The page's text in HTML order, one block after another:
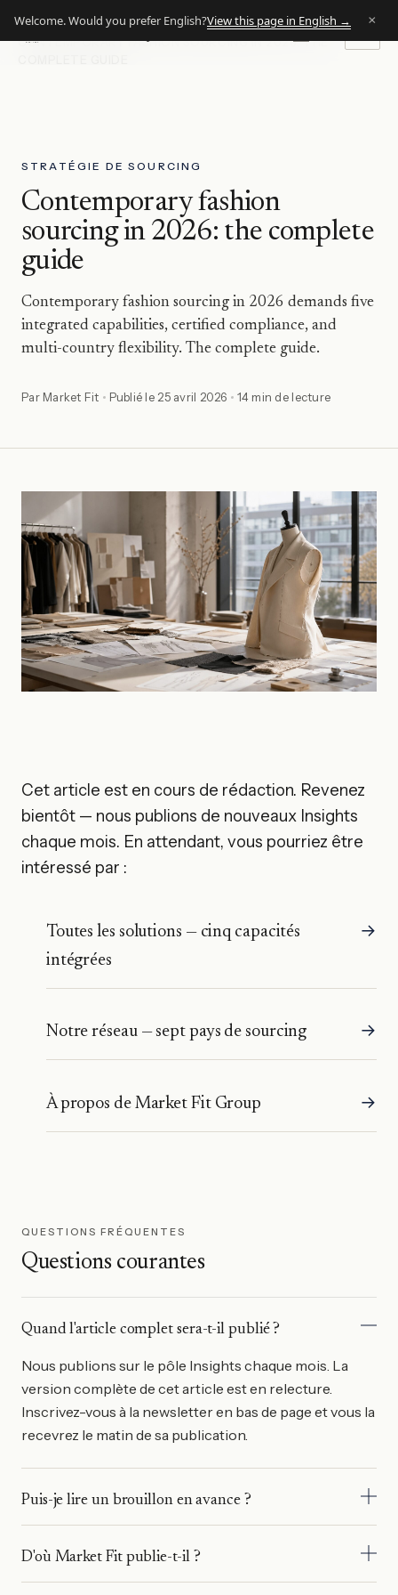
EST · 1974
EN | FR
ACCUEIL
INSIGHTS
CONTEMPORARY FASHION SOURCING IN 2026: THE
STRATÉGIE DE SOURCING
Contemporary fashion
sourcing in 2026: the complete
guide
Contemporary fashion sourcing in 2026 demands five
integrated capabilities, certified compliance, and
multi-country flexibility. The complete guide.
Par Market Fit Publié le 25 avril 2026 14 min de lecture
Cet article est en cours de rédaction. Revenez
bientôt — nous publions de nouveaux Insights
chaque mois. En attendant, vous pourriez être
intéressé par :
Toutes les solutions — cinq capacités
intégrées
Notre réseau — sept pays de sourcing
À propos de Market Fit Group
QUESTIONS FRÉQUENTES
Questions courantes
Quand l'article complet sera-t-il publié ?
Nous publions sur le pôle Insights chaque mois. La
version complète de cet article est en relecture.
Inscrivez-vous à la newsletter en bas de page et vous la
recevrez le matin de sa publication.
Puis-je lire un brouillon en avance ?
oui. Envoyez-nous un mot et la rédaction partagera la
version de travail. Pour tout le monde, la version
D'où Market Fit publie-t-il ?
Welcome. Would you prefer English?View this page in English → ×